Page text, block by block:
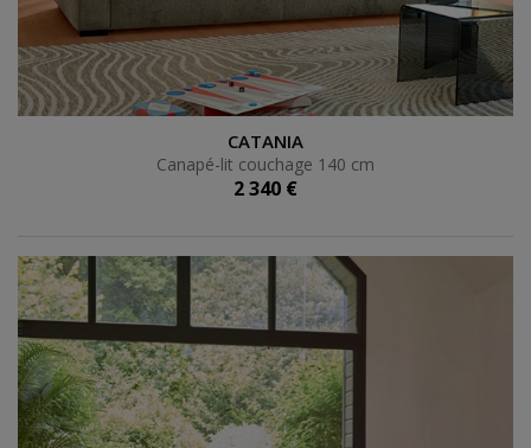
Canapé-lit couchage 140 cmCATANIA
Canapé-lit couchage 140 cm
2 340 €